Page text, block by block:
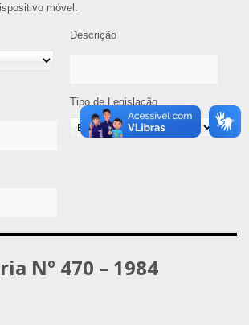
móvel.
Descrição
Tipo de Legislação
Nº 470 – 1984